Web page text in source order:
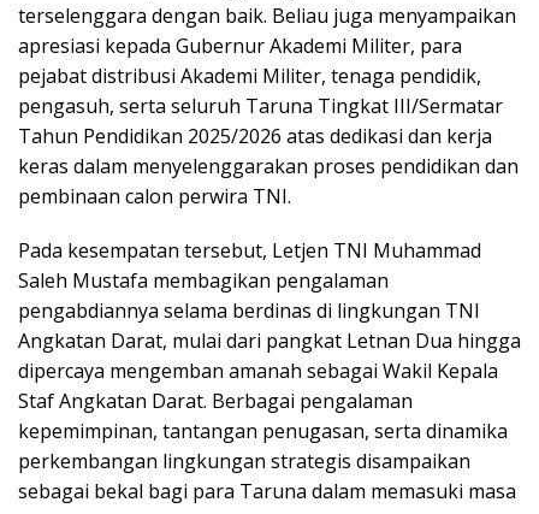
terselenggara dengan baik. Beliau juga menyampaikan
apresiasi kepada Gubernur Akademi Militer, para
pejabat distribusi Akademi Militer, tenaga pendidik,
pengasuh, serta seluruh Taruna Tingkat III/Sermatar
Tahun Pendidikan 2025/2026 atas dedikasi dan kerja
keras dalam menyelenggarakan proses pendidikan dan
pembinaan calon perwira TNI.
Pada kesempatan tersebut, Letjen TNI Muhammad
Saleh Mustafa membagikan pengalaman
pengabdiannya selama berdinas di lingkungan TNI
Angkatan Darat, mulai dari pangkat Letnan Dua hingga
dipercaya mengemban amanah sebagai Wakil Kepala
Staf Angkatan Darat. Berbagai pengalaman
kepemimpinan, tantangan penugasan, serta dinamika
perkembangan lingkungan strategis disampaikan
sebagai bekal bagi para Taruna dalam memasuki masa